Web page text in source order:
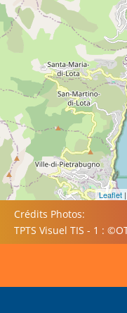
Leaflet
Crédits Photos:
TPTS Visuel TIS - 1 :